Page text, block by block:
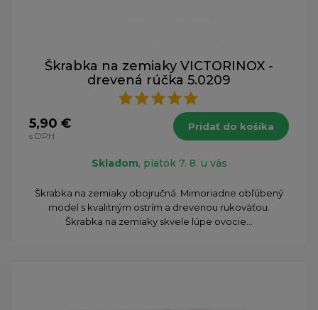
Škrabka na zemiaky VICTORINOX -
drevená rúčka 5.0209
5,90 €
s DPH
Pridať do košíka
Skladom, piatok 7. 8. u vás
Škrabka na zemiaky obojručná. Mimoriadne obľúbený
model s kvalitným ostrím a drevenou rukoväťou.
Škrabka na zemiaky skvele lúpe ovocie...